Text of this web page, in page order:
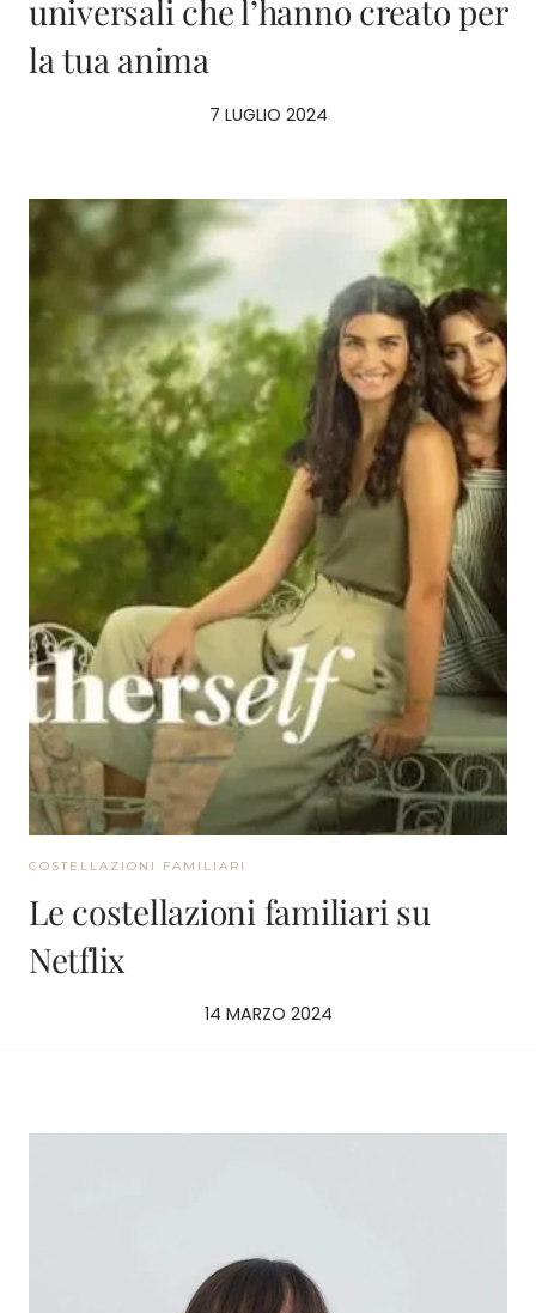
universali che l’hanno creato per
la tua anima
7 LUGLIO 2024
COSTELLAZIONI FAMILIARI
Le costellazioni familiari su
Netflix
14 MARZO 2024